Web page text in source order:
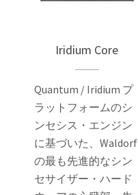
Iridium Core
Quantum / Iridium プ
ラットフォームのシ
ンセシス・エンジン
に基づいた、Waldorf
の最も先進的なシン
セサイザー・ハード